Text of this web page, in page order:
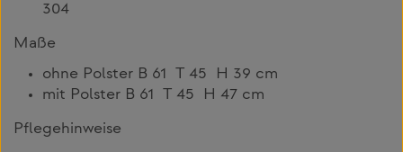
304
Maße
ohne Polster B 61 T 45 H 39 cm
mit Polster B 61 T 45 H 47 cm
Pflegehinweise